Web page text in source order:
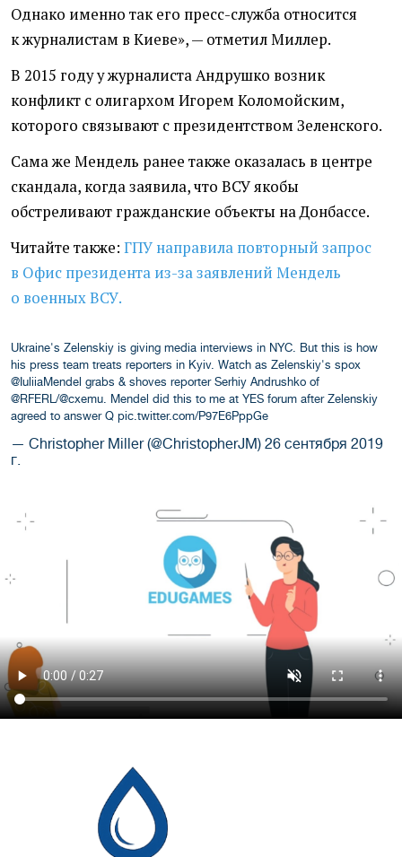
Однако именно так его пресс-служба относится
к журналистам в Киеве», — отметил Миллер.
В 2015 году у журналиста Андрушко возник
конфликт с олигархом Игорем Коломойским,
которого связывают с президентством Зеленского.
Сама же Мендель ранее также оказалась в центре
скандала, когда заявила, что ВСУ якобы
обстреливают гражданские объекты на Донбассе.
Читайте также: ГПУ направила повторный запрос
в Офис президента из-за заявлений Мендель
о военных ВСУ.
Ukraine's Zelenskiy is giving media interviews in NYC. But this is how
his press team treats reporters in Kyiv. Watch as Zelenskiy's spox
@IuliiaMendel grabs & shoves reporter Serhiy Andrushko of
@RFERL /@cxemu . Mendel did this to me at YES forum after Zelenskiy
agreed to answer Q pic.twitter.com/P97E6PppGe
— Christopher Miller (@ChristopherJM) 26 сентября 2019
г.